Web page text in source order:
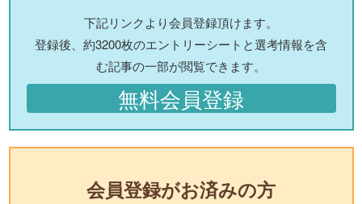
下記リンクより会員登録頂けます。
登録後、約3200枚のエントリーシートと選考情報を含
む記事の一部が閲覧できます。
無料会員登録
会員登録がお済みの方